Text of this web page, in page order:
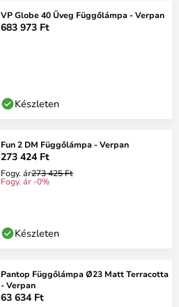
VP Globe 40 Üveg Függőlámpa - Verpan
683 973 Ft
Készleten
Fun 2 DM Függőlámpa - Verpan
273 424 Ft
Fogy. ár273 425 Ft
Fogy. ár -0%
Készleten
Pantop Függőlámpa Ø23 Matt Terracotta
- Verpan
63 634 Ft